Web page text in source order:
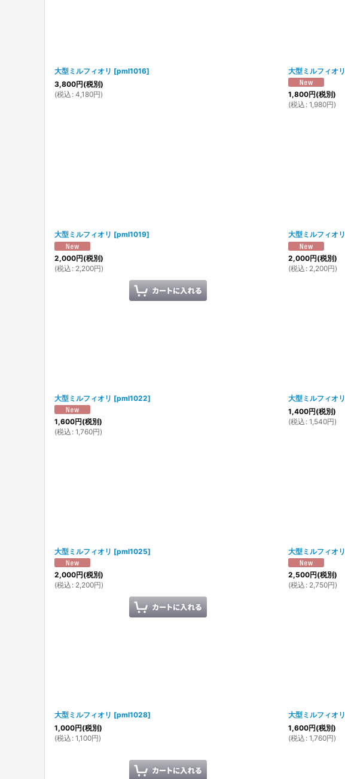
大型ミルフィオリ [pml1016]
3,800円(税別)
(税込 : 4,180円)
大型ミルフィオリ
1,800円(税別)
(税込 : 1,980円)
大型ミルフィオリ [pml1019]
2,000円(税別)
(税込 : 2,200円)
大型ミルフィオリ
2,000円(税別)
(税込 : 2,200円)
大型ミルフィオリ [pml1022]
1,600円(税別)
(税込 : 1,760円)
大型ミルフィオリ
1,400円(税別)
(税込 : 1,540円)
大型ミルフィオリ [pml1025]
2,000円(税別)
(税込 : 2,200円)
大型ミルフィオリ
2,500円(税別)
(税込 : 2,750円)
大型ミルフィオリ [pml1028]
1,000円(税別)
(税込 : 1,100円)
大型ミルフィオリ
1,600円(税別)
(税込 : 1,760円)